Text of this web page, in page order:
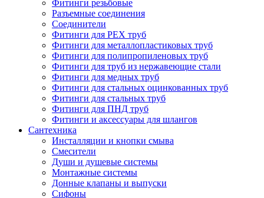
Фитинги резьбовые
Разъемные соединения
Соединители
Фитинги для PEX труб
Фитинги для металлопластиковых труб
Фитинги для полипропиленовых труб
Фитинги для труб из нержавеющие стали
Фитинги для медных труб
Фитинги для стальных оцинкованных труб
Фитинги для стальных труб
Фитинги для ПНД труб
Фитинги и аксессуары для шлангов
Сантехника
Инсталляции и кнопки смыва
Смесители
Души и душевые системы
Монтажные системы
Донные клапаны и выпуски
Сифоны